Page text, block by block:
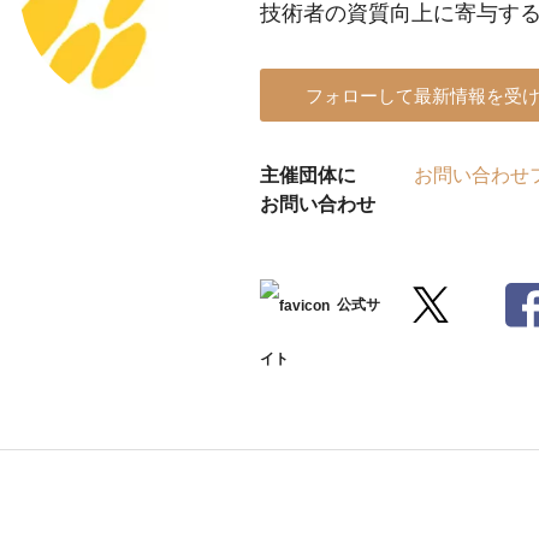
技術者の資質向上に寄与す
フォローして最新情報を受
主催団体に
お問い合わせ
お問い合わせ
公式サ
イト